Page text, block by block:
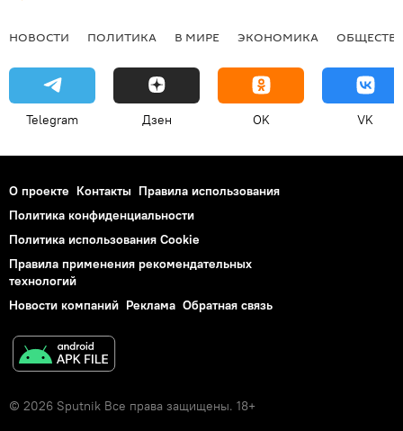
НОВОСТИ ПОЛИТИКА В МИРЕ ЭКОНОМИКА
Telegram Дзен OK VK
О проекте Контакты Правила использования
Политика конфиденциальности
Политика использования Cookie
Правила применения рекомендательных
технологий
Новости компаний Реклама Обратная связь
© 2026 Sputnik Все права защищены. 18+